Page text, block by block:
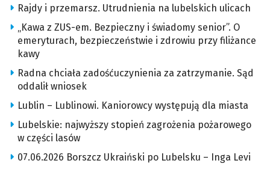
Rajdy i przemarsz. Utrudnienia na lubelskich ulicach
„Kawa z ZUS-em. Bezpieczny i świadomy senior”. O
emeryturach, bezpieczeństwie i zdrowiu przy filiżance
kawy
Radna chciała zadośćuczynienia za zatrzymanie. Sąd
oddalił wniosek
Lublin – Lublinowi. Kaniorowcy występują dla miasta
Lubelskie: najwyższy stopień zagrożenia pożarowego
w części lasów
07.06.2026 Borszcz Ukraiński po Lubelsku – Inga Levi